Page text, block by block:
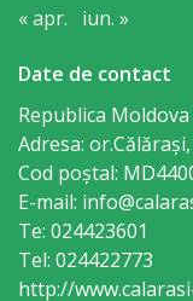
decizii
Deciziile
Consiliului
Consiliul
de
tineret
« apr. iun. »
Date de contact
Republica Moldova
Adresa:
Cod poștal:
E-mail:
Te: 024423601
Tel: 024422773
http://